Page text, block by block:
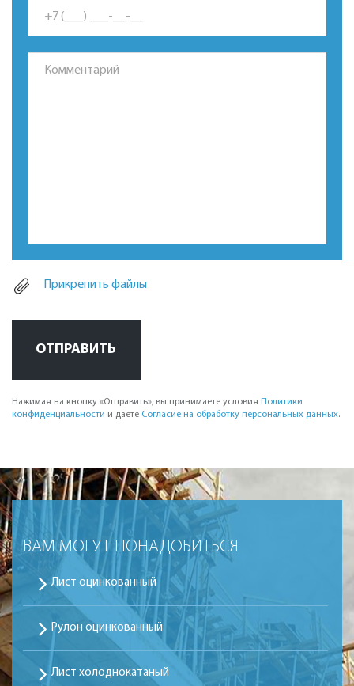
Прикрепить файлы
ОТПРАВИТЬ
Нажимая на кнопку «Отправить», вы принимаете условия Политики
конфиденциальности и даете Согласие на обработку персональных данных.
ВАМ МОГУТ ПОНАДОБИТЬСЯ
Лист оцинкованный
Рулон оцинкованный
Лист холоднокатаный